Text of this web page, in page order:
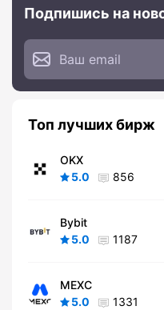
Подпишись на
Топ лучших бирж
OKX
5.0
856
Bybit
5.0
1187
MEXC
5.0
1331